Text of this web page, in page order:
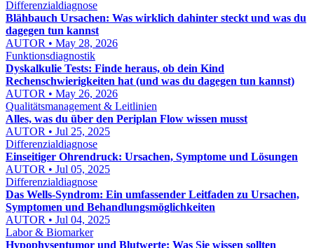
Differenzialdiagnose
Blähbauch Ursachen: Was wirklich dahinter steckt und was du
dagegen tun kannst
AUTOR • May 28, 2026
Funktionsdiagnostik
Dyskalkulie Tests: Finde heraus, ob dein Kind
Rechenschwierigkeiten hat (und was du dagegen tun kannst)
AUTOR • May 26, 2026
Qualitätsmanagement & Leitlinien
Alles, was du über den Periplan Flow wissen musst
AUTOR • Jul 25, 2025
Differenzialdiagnose
Einseitiger Ohrendruck: Ursachen, Symptome und Lösungen
AUTOR • Jul 05, 2025
Differenzialdiagnose
Das Wells-Syndrom: Ein umfassender Leitfaden zu Ursachen,
Symptomen und Behandlungsmöglichkeiten
AUTOR • Jul 04, 2025
Labor & Biomarker
Hypophysentumor und Blutwerte: Was Sie wissen sollten